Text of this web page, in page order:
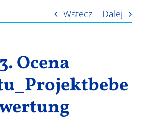
Wstecz Dalej
3. Ocena